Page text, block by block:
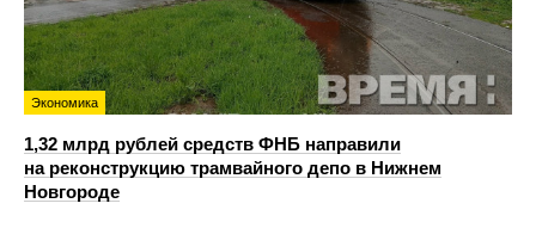
Экономика
1,32 млрд рублей средств ФНБ направили
на реконструкцию трамвайного депо в Нижнем
Новгороде